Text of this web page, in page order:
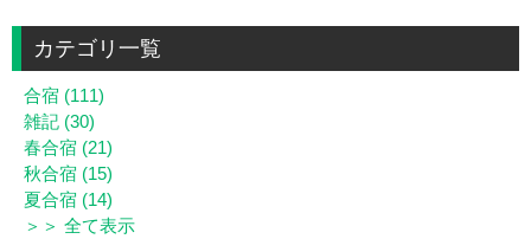
カテゴリ一覧
合宿 (111)
雑記 (30)
春合宿 (21)
秋合宿 (15)
夏合宿 (14)
＞＞ 全て表示